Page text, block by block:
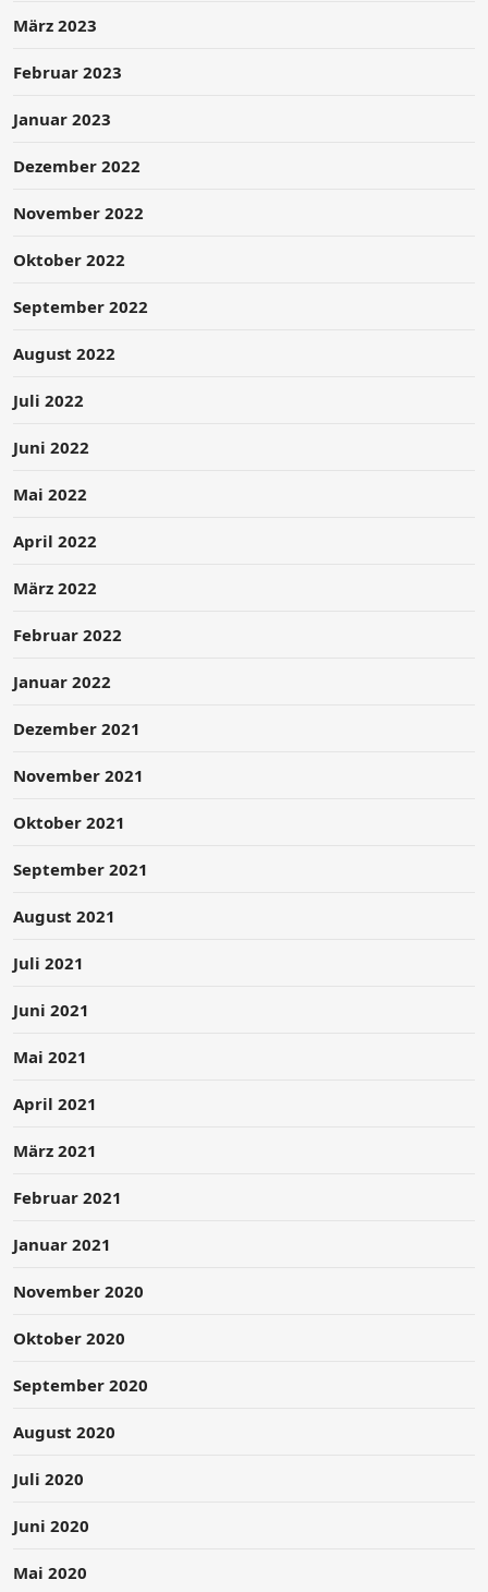
März 2023
Februar 2023
Januar 2023
Dezember 2022
November 2022
Oktober 2022
September 2022
August 2022
Juli 2022
Juni 2022
Mai 2022
April 2022
März 2022
Februar 2022
Januar 2022
Dezember 2021
November 2021
Oktober 2021
September 2021
August 2021
Juli 2021
Juni 2021
Mai 2021
April 2021
März 2021
Februar 2021
Januar 2021
November 2020
Oktober 2020
September 2020
August 2020
Juli 2020
Juni 2020
Mai 2020